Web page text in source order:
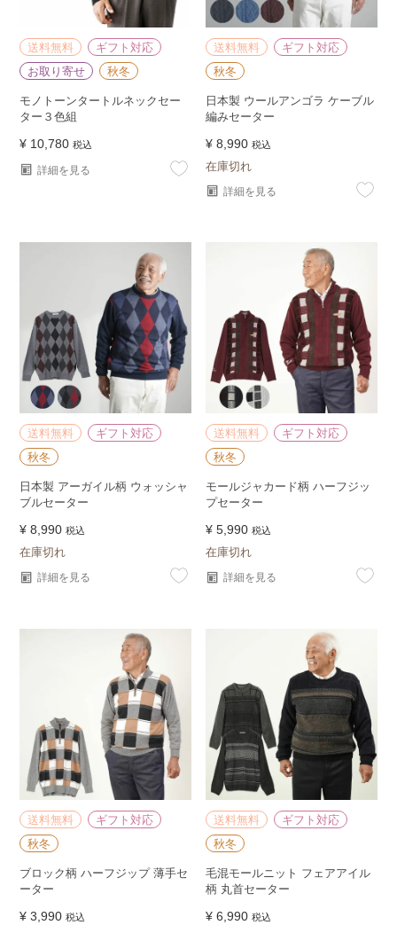
送料無料
ギフト対応
お取り寄せ
秋冬
モノトーンタートルネックセー
ター３色組
¥ 10,780 税込
詳細を見る
送料無料
ギフト対応
秋冬
日本製 ウールアンゴラ ケーブル
編みセーター
¥ 8,990 税込
在庫切れ
詳細を見る
送料無料
ギフト対応
秋冬
日本製 アーガイル柄 ウォッシャ
ブルセーター
¥ 8,990 税込
在庫切れ
詳細を見る
送料無料
ギフト対応
秋冬
モールジャカード柄 ハーフジッ
プセーター
¥ 5,990 税込
在庫切れ
詳細を見る
送料無料
ギフト対応
秋冬
ブロック柄 ハーフジップ 薄手セ
ーター
¥ 3,990 税込
送料無料
ギフト対応
秋冬
毛混モールニット フェアアイル
柄 丸首セーター
¥ 6,990 税込